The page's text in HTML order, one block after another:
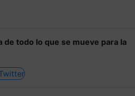
de todo lo que se mueve para la